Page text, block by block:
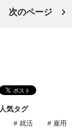
次のページ
人気タグ
# 就活 # 雇用